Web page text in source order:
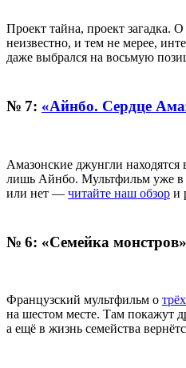
Проект тайна, проект загадка.
неизвестно, и тем не мерее,
даже выбрался на восьмую
№ 7: «Айнбо. Сердце
Амазонские джунгли
лишь Айнбо. Мультфильм уже в
или нет — читайте наш обзор и
№ 6: «Семейка монстров»
Французский мультфильм о
на шестом месте. Там покажут
а ещё в жизнь семейства